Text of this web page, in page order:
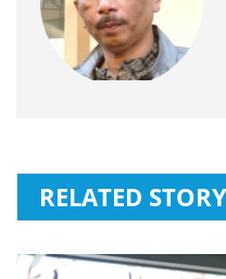
RELATED STORY